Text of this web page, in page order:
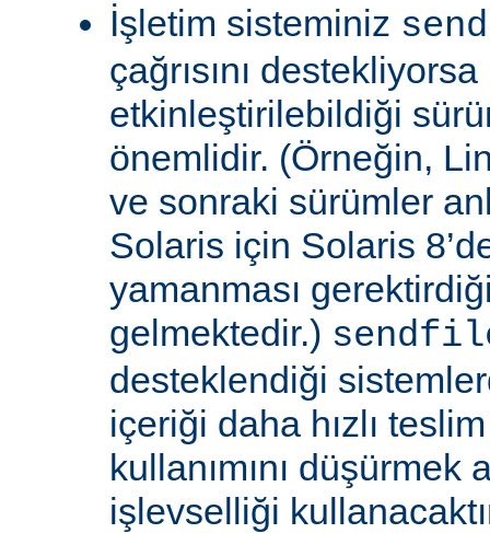
İşletim sisteminiz
çağrısını
etkinleştirilebildiği
önemlidir. (Örneğin,
ve sonraki sürümler
Solaris için Solaris
yamanması
gelmektedir.)
desteklendiği
içeriği daha hızlı
kullanımını düşürmek
işlevselliği